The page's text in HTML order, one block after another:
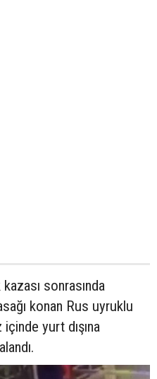
sonrasında
konan Rus uyruklu
içinde yurt dışına